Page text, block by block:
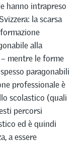
hanno intrapreso
la scarsa
alla
mentre le forme
paragonabili
professionale è
scolastico (quali
percorsi
ed è quindi
a essere